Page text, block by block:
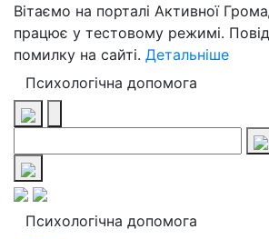
Вітаємо на порталі Активної
працює у тестовому режимі.
помилку на сайті. Детальніше
Психологічна допомога
Психологічна допомога